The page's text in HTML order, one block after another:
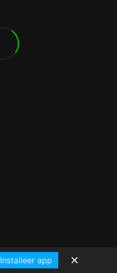
Installeer app